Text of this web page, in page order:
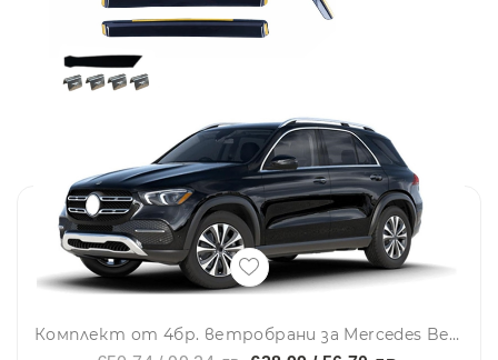
Комплект от 4бр. ветробрани за Mercedes Benz GLE V167 2020 - 2023